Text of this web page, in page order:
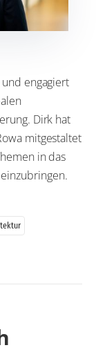
engagiert
Dirk hat
mitgestaltet
in das